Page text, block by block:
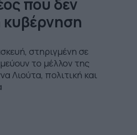
που δεν
κυβέρνηση
στηριγμένη σε
το μέλλον της
Λιούτα, πολιτική και